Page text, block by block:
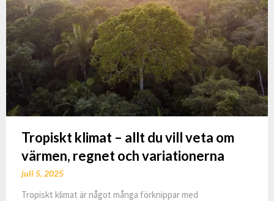
Tropiskt klimat – allt du vill veta om
värmen, regnet och variationerna
juli 5, 2025
Tropiskt klimat är något många förknippar med